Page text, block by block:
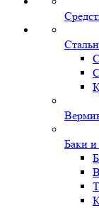
Баки